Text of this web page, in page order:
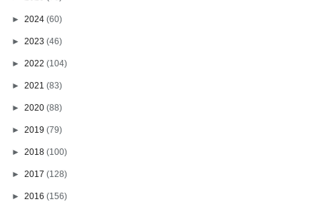
► 2024 (60)
► 2023 (46)
► 2022 (104)
► 2021 (83)
► 2020 (88)
► 2019 (79)
► 2018 (100)
► 2017 (128)
► 2016 (156)